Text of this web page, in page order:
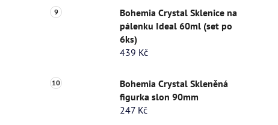
Bohemia Crystal Sklenice na
pálenku Ideal 60ml (set po
6ks)
439 Kč
Bohemia Crystal Skleněná
figurka slon 90mm
247 Kč